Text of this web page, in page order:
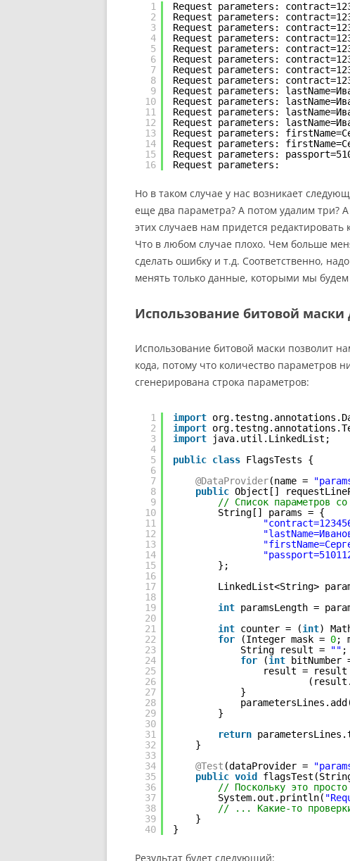
1
2
3
4
5
6
7
8
9
10
11
12
13
14
15
16
Request parameters:
Request parameters:
Request parameters:
Request parameters:
Request parameters:
Request parameters:
Request parameters:
Request parameters:
Request parameters:
Request parameters:
Request parameters:
Request parameters:
Request parameters:
Request parameters:
Request parameters:
Request parameters:
Но в таком случае у нас возникает
еще два параметра? А потом удалим три?
этих случаев нам придется
Что в любом случае плохо. Чем больше
сделать ошибку и т.д. Соответственно,
менять только данные, которыми мы
Использование битовой
Использование битовой маски позволит
кода, потому что количество параметров
сгенерирована строка параметров:
1
2
3
4
5
6
7
8
9
10
11
12
13
14
15
16
17
18
19
20
21
22
23
24
25
26
27
28
29
30
31
32
33
34
35
36
37
38
39
40
import
import
import
java.util.LinkedList;
public class FlagsTests {
@DataProvider(name =
public Object[]
// Список параметров со
String[] params = {
};
LinkedList<String>
int paramsLength =
int counter = (int)
for
(Integer mask = 0;
String result =
"" ;
for
(int bitNumber
result = result
}
}
return
}
@Test (dataProvider =
public void
// Поскольку это просто
System.out.println(
// ... Какие-то
}
}
Результат будет следующий: